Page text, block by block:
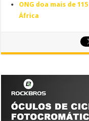
ONG doa mais de
África